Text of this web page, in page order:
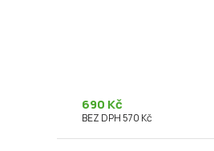
690 Kč
BEZ DPH 570 Kč